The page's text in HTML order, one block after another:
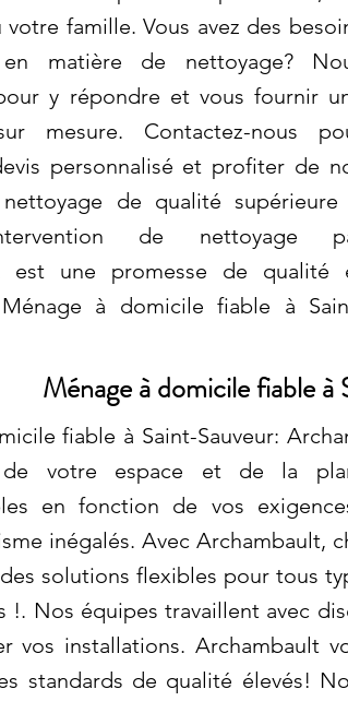
famille. Vous avez des
en matière de nettoyage?
y répondre et vous fournir
mesure. Contactez-nous
personnalisé et profiter de
de qualité supérieure
de nettoyage
est une promesse de qualité
à domicile fiable à
Ménage à domicile fiable
fiable à Saint-Sauveur:
de votre espace et de la
en fonction de vos
inégalés. Avec
solutions flexibles pour tous
!. Nos équipes travaillent avec
vos installations. Archambault
standards de qualité élevés!